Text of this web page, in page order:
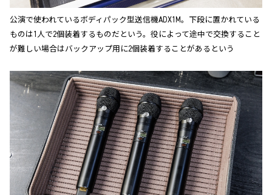
公演で使われているボディパック型送信機ADX1M。下段に置かれている
ものは1人で2個装着するものだという。役によって途中で交換すること
が難しい場合はバックアップ用に2個装着することがあるという